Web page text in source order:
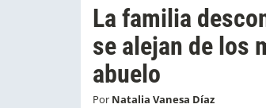
La familia
se alejan de los
abuelo
Por Natalia Vanesa Díaz